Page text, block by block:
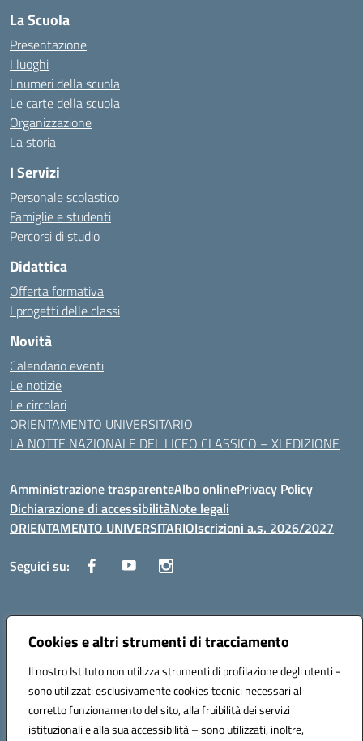
Cookies e altri strumenti di tracciamento
Il nostro Istituto non utilizza strumenti di profilazione degli utenti -
sono utilizzati esclusivamente cookies tecnici necessari al
corretto funzionamento del sito, alla fruibilità dei servizi
istituzionali e alla sua accessibilità – sono utilizzati, inoltre,
La Scuola
Presentazione
I luoghi
I numeri della scuola
Le carte della scuola
Organizzazione
La storia
I Servizi
Personale scolastico
Famiglie e studenti
Percorsi di studio
Didattica
Offerta formativa
I progetti delle classi
Novità
Calendario eventi
Le notizie
Le circolari
ORIENTAMENTO UNIVERSITARIO
LA NOTTE NAZIONALE DEL LICEO CLASSICO – XI EDIZIONE
Amministrazione trasparenteAlbo onlinePrivacy Policy
Dichiarazione di accessibilitàNote legali
ORIENTAMENTO UNIVERSITARIOIscrizioni a.s. 2026/2027
Seguici su:
Indirizzo:
Centralino:0882 331218 Email:fgps210002@istruzione.it
Codice fiscale: 93071630714
Codice meccanografico:
FGPS210002
Codice unico di fatturazione (CUF): UF7W9K